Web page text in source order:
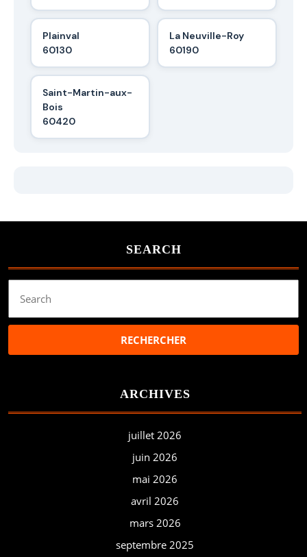
Plainval
60130
La Neuville-Roy
60190
Saint-Martin-aux-
Bois
60420
SEARCH
for:
ARCHIVES
juillet 2026
juin 2026
mai 2026
avril 2026
mars 2026
septembre 2025